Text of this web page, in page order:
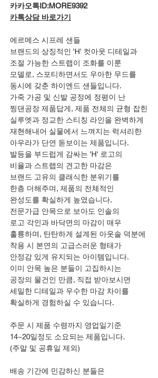
카카오톡ID:MORE9392
카톡상담 바로가기
에르메스 시프레 샌들
브랜드의 상징적인 'H' 컷아웃 디테일과
조절 가능한 스트랩이 조화를 이룬
모델로, 스포티하면서도 우아한 무드를
동시에 갖춘 하이엔드 샌들입니다.
가죽 가공 및 신발 공정에 정평이 난
찡댄공장 제품답게, 제품 전체의 균형 잡힌
실루엣과 정교한 스티칭 라인을 완벽하게
재현해내어 실물에서 느껴지는 럭셔리한
아우라가 단연 돋보이는 제품입니다.
발등을 부드럽게 감싸는 'H' 로고의
비율과 스트랩의 견고한 마감은
브랜드 고유의 클래식한 분위기를
한층 더해주며, 제품의 전체적인
완성도를 확실하게 높였습니다.
전문가급 안목으로 보아도 인솔의
로고 각인과 바닥면의 마감이 매우
훌륭하며, 탄탄하게 설계된 아웃솔 덕분에
착용 시 본연의 고급스러운 형태가
안정감 있게 유지되는 아이템입니다.
이미 안목 높은 분들이 고집하시는
공장의 물건인 만큼, 직접 받아보시면
세밀한 디테일과 우수한 마감 차이를
확실하게 경험하실 수 있습니다.
주문 시 제품 수령까지 영업일기준
14~20일정도 소요되는 제품입니다.
(주말 및 공휴일 제외)
배송 기간에 민감하신 분들은